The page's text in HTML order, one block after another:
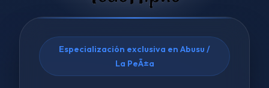
Especialización exclusiva en Abusu /
La PeÃ±a